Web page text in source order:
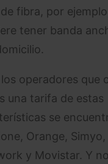
fibra, por
tener banda
operadores que
una tarifa de estas
se
Orange, Simyo,
y Movistar. Y